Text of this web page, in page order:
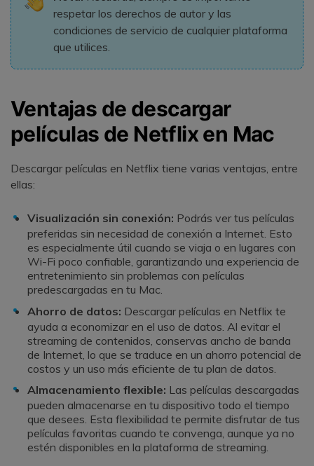
respetar los derechos de autor y las
condiciones de servicio de cualquier plataforma
que utilices.
Ventajas de descargar
películas de Netflix en Mac
Descargar películas en Netflix tiene varias ventajas, entre
ellas:
Visualización sin conexión: Podrás ver tus películas
preferidas sin necesidad de conexión a Internet. Esto
es especialmente útil cuando se viaja o en lugares con
Wi-Fi poco confiable, garantizando una experiencia de
entretenimiento sin problemas con películas
predescargadas en tu Mac.
Ahorro de datos: Descargar películas en Netflix te
ayuda a economizar en el uso de datos. Al evitar el
streaming de contenidos, conservas ancho de banda
de Internet, lo que se traduce en un ahorro potencial de
costos y un uso más eficiente de tu plan de datos.
Almacenamiento flexible: Las películas descargadas
pueden almacenarse en tu dispositivo todo el tiempo
que desees. Esta flexibilidad te permite disfrutar de tus
películas favoritas cuando te convenga, aunque ya no
estén disponibles en la plataforma de streaming.